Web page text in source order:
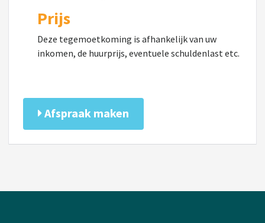
Prijs
Deze tegemoetkoming is afhankelijk van uw
inkomen, de huurprijs, eventuele schuldenlast etc.
Afspraak maken